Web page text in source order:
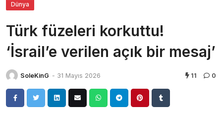
Dünya
Türk füzeleri korkuttu!
‘İsrail’e verilen açık bir mesaj’
SoleKinG - 31 Mayıs 2026 11 0